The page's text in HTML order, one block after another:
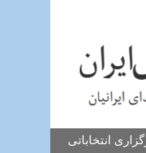
انتخاباتی